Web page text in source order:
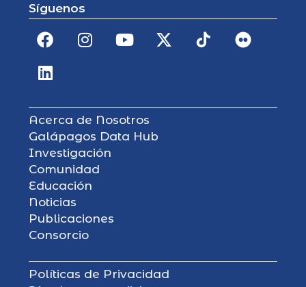
Síguenos
Acerca de Nosotros
Galápagos Data Hub
Investigación
Comunidad
Educación
Noticias
Publicaciones
Consorcio
Políticas de Privacidad